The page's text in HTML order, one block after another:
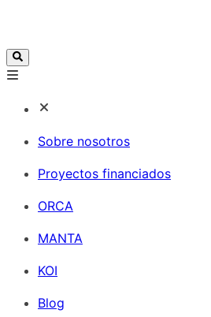
Sobre nosotros
Proyectos financiados
ORCA
MANTA
KOI
Blog